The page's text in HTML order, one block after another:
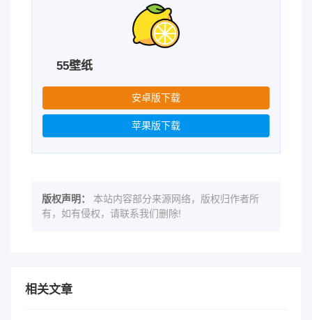
55壁纸
安卓版下载
苹果版下载
版权声明：
本站内容部分来源网络，版权归作者所
有，如有侵权，请联系我们删除!
相关文章